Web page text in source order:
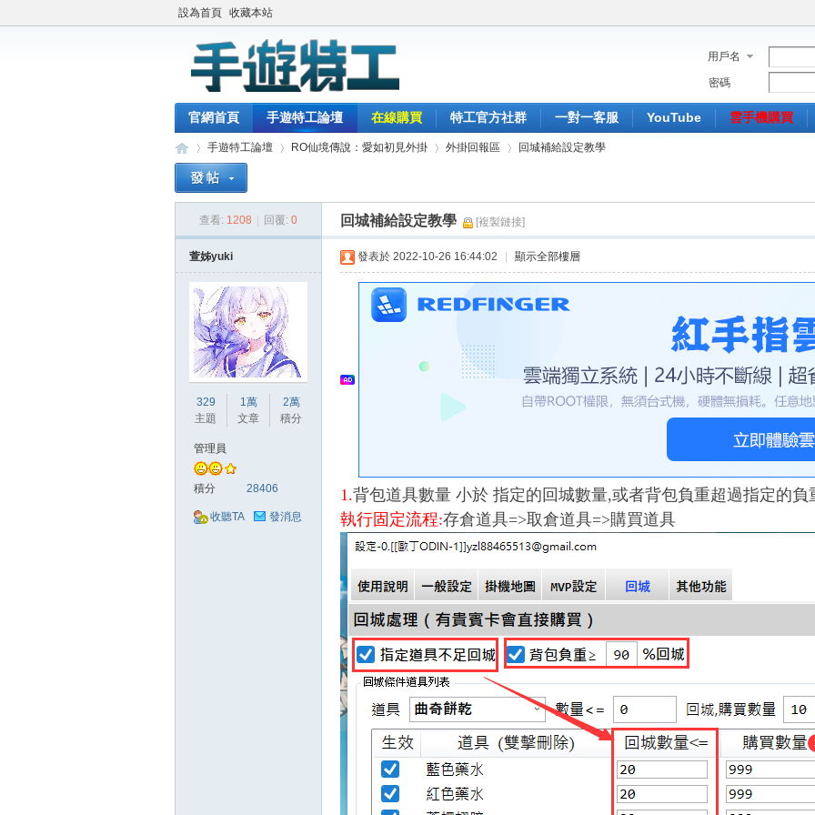
設為首頁 收藏本站
用戶名
密碼
官網首頁 手遊特工論壇 在線購買 特工官方社群 一對一客服 YouTube 雲手機購買
手遊特工論壇
›
RO仙境傳說：愛如初見外掛
›
外掛回報區
›
回城補給設定教學
查看: 1208 回覆: 0 回城補給設定教學 [複製鏈接]
萱姊yuki
329
主題
1萬
文章
2萬
積分
管理員
積分 28406
收聽TA 發消息
發表於 2022-10-26 16:44:02 顯示全部樓層
1.背包道具數量 小於 指定的回城數量,或者背包負重超過指定的負
執行固定流程:存倉道具=>取倉道具=>購買道具